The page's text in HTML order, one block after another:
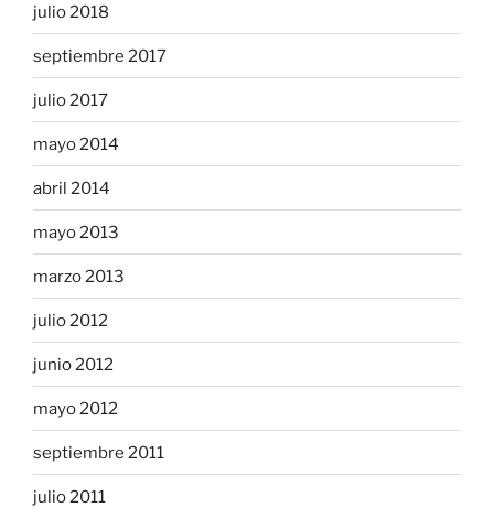
julio 2018
septiembre 2017
julio 2017
mayo 2014
abril 2014
mayo 2013
marzo 2013
julio 2012
junio 2012
mayo 2012
septiembre 2011
julio 2011